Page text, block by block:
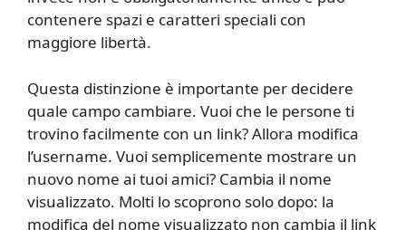
contenere spazi e caratteri speciali con
maggiore libertà.
Questa distinzione è importante per decidere
quale campo cambiare. Vuoi che le persone ti
trovino facilmente con un link? Allora modifica
l’username. Vuoi semplicemente mostrare un
nuovo nome ai tuoi amici? Cambia il nome
visualizzato. Molti lo scoprono solo dopo: la
modifica del nome visualizzato non cambia il link